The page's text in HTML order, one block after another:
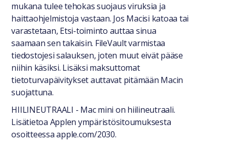
mukana tulee tehokas suojaus viruksia ja
haittaohjelmistoja vastaan. Jos Macisi katoaa tai
varastetaan, Etsi-toiminto auttaa sinua
saamaan sen takaisin. FileVault varmistaa
tiedostojesi salauksen, joten muut eivät pääse
niihin käsiksi. Lisäksi maksuttomat
tietoturvapäivitykset auttavat pitämään Macin
suojattuna.
HIILINEUTRAALI - Mac mini on hiilineutraali.
Lisätietoa Applen ympäristösitoumuksesta
osoitteessa apple.com/2030.